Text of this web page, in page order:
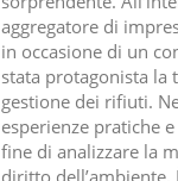
aggregatore di
in occasione di un
stata protagonista la
gestione dei rifiuti.
esperienze pratiche
fine di analizzare la